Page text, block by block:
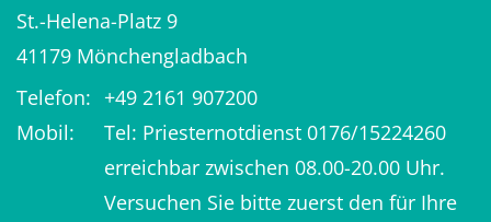
St.-Helena-Platz 9
41179 Mönchengladbach
Telefon: +49 2161 907200
Mobil:
Tel: Priesternotdienst 0176/15224260
erreichbar zwischen 08.00-20.00 Uhr.
Versuchen Sie bitte zuerst den für Ihre